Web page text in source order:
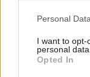
Personal
I want to opt-
personal data.
Opted In